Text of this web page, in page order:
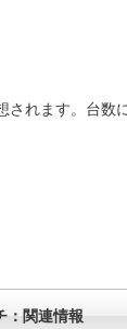
されます。台
：関連情報